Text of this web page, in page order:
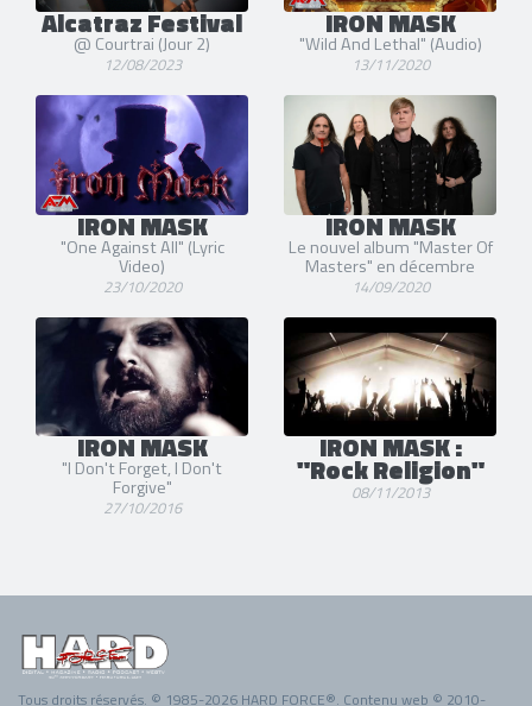
Alcatraz Festival
@ Courtrai (Jour 2)
12/08/2023
IRON MASK
"Wild And Lethal" (Audio)
13/11/2020
IRON MASK
"One Against All" (Lyric
Video)
23/10/2020
IRON MASK
Le nouvel album "Master Of
Masters" en décembre
14/09/2020
IRON MASK
"I Don't Forget, I Don't
Forgive"
27/10/2016
IRON MASK :
"Rock Religion"
08/11/2013
Tous droits réservés. © 1985-2026 HARD FORCE®. Contenu web © 2010-